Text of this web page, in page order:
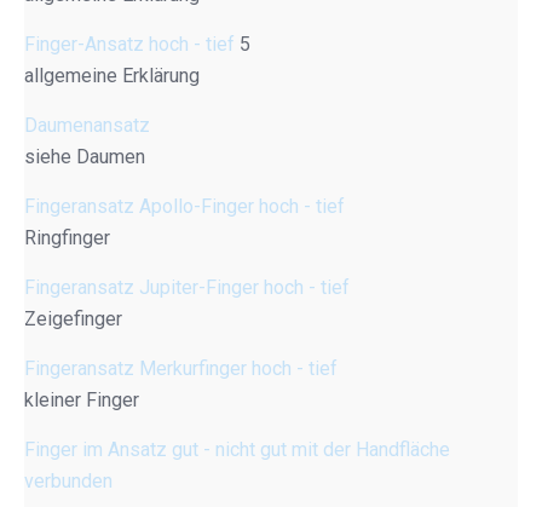
Finger-Ansatz hoch - tief 5
allgemeine Erklärung
Daumenansatz
siehe Daumen
Fingeransatz Apollo-Finger hoch - tief
Ringfinger
Fingeransatz Jupiter-Finger hoch - tief
Zeigefinger
Fingeransatz Merkurfinger hoch - tief
kleiner Finger
Finger im Ansatz gut - nicht gut mit der Handfläche
verbunden